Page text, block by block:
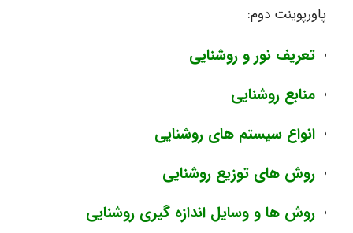
پاورپوینت دوم:
تعریف نور و روشنایی
منابع روشنایی
انواع سیستم های روشنایی
روش های توزیع روشنایی
روش ها و وسایل اندازه گیری روشنایی